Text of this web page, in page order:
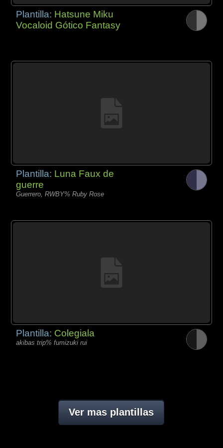
Plantilla: Hatsune Miku
Vocaloid Gótico Fantasy
Plantilla: Luna Faux de
guerre
Guerrero, RWBY% Ruby Rose
Plantilla: Colegiala
akibas trip% fumizuki rui
Ver mas plantillas